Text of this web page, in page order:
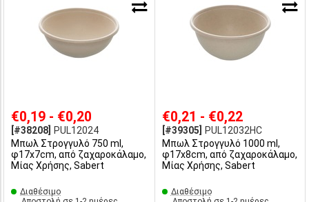
€0,19 - €0,20
[#38208]
PUL12024
Μπωλ Στρογγυλό 750 ml,
φ17x7cm, από ζαχαροκάλαμο,
Μίας Χρήσης, Sabert
Διαθέσιμο
€0,21 - €0,22
[#39305]
PUL12032HC
Μπωλ Στρογγυλό 1000 ml,
φ17x8cm, από ζαχαροκάλαμο,
Μίας Χρήσης, Sabert
Διαθέσιμο